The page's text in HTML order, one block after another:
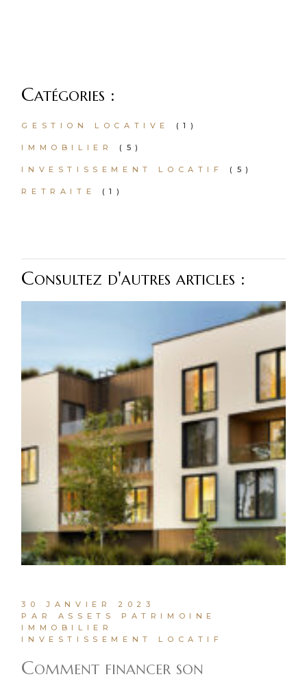
Catégories :
GESTION LOCATIVE (1)
IMMOBILIER (5)
INVESTISSEMENT LOCATIF (5)
RETRAITE (1)
Consultez d'autres articles :
30 JANVIER 2023
PAR ASSETS PATRIMOINE
IMMOBILIER
INVESTISSEMENT LOCATIF
Comment financer son